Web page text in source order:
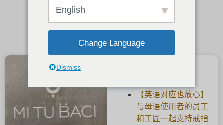
【英语对应也放心】
与母语使用者的员工
和工匠一起支持戒指
English
Change Language
Dismiss